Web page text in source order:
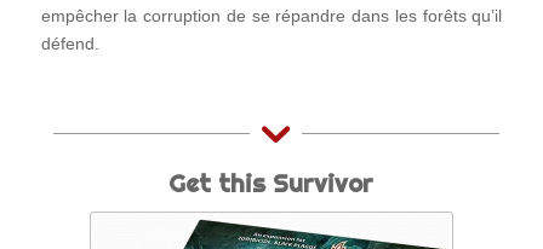
empêcher la corruption de se répandre dans les forêts qu’il
défend.
Get this Survivor